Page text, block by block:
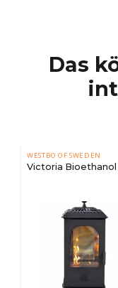
Das
WESTBO OF
Carl